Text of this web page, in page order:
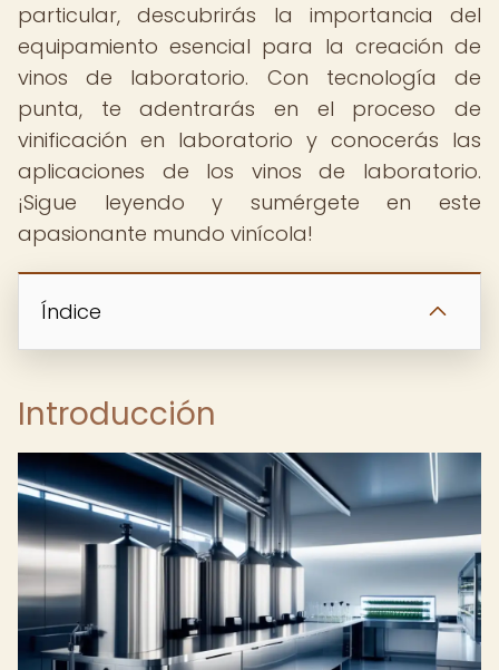
particular, descubrirás la importancia del
equipamiento esencial para la creación de
vinos de laboratorio. Con tecnología de
punta, te adentrarás en el proceso de
vinificación en laboratorio y conocerás las
aplicaciones de los vinos de laboratorio.
¡Sigue leyendo y sumérgete en este
apasionante mundo vinícola!
Índice
Introducción